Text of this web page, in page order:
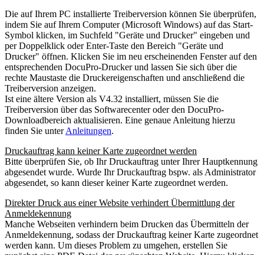
Die auf Ihrem PC installierte Treiberversion können Sie überprüfen,
indem Sie auf Ihrem Computer (Microsoft Windows) auf das Start-
Symbol klicken, im Suchfeld "Geräte und Drucker" eingeben und
per Doppelklick oder Enter-Taste den Bereich "Geräte und
Drucker" öffnen. Klicken Sie im neu erscheinenden Fenster auf den
entsprechenden DocuPro-Drucker und lassen Sie sich über die
rechte Maustaste die Druckereigenschaften und anschließend die
Treiberversion anzeigen.
Ist eine ältere Version als V4.32 installiert, müssen Sie die
Treiberversion über das Softwarecenter oder den DocuPro-
Downloadbereich aktualisieren. Eine genaue Anleitung hierzu
finden Sie unterAnleitungen.
Druckauftrag kann keiner Karte zugeordnet werden
Bitte überprüfen Sie, ob Ihr Druckauftrag unter Ihrer Hauptkennung
abgesendet wurde. Wurde Ihr Druckauftrag bspw. als Administrator
abgesendet, so kann dieser keiner Karte zugeordnet werden.
Direkter Druck aus einer Website verhindert Übermittlung der
Anmeldekennung
Manche Webseiten verhindern beim Drucken das Übermitteln der
Anmeldekennung, sodass der Druckauftrag keiner Karte zugeordnet
werden kann. Um dieses Problem zu umgehen, erstellen Sie